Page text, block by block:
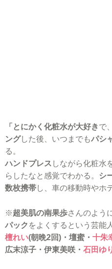
「とにかく化粧水が大好きで、
ングした後、いつまでもパシ
る。
ハンドプレス しながら化粧水
らしたなと感覚でわかる。
シ
数枚携帯し、車の移動時やホ
※超美肌の南果歩さんのよう
パック をよくするという芸能
檀れい(朝晩2回)・壇蜜・ 十朱
広末涼子・伊東美咲・ 石田ゆ